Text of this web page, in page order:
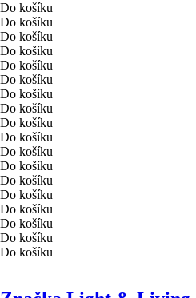
Do košíku
Do košíku
Do košíku
Do košíku
Do košíku
Do košíku
Do košíku
Do košíku
Do košíku
Do košíku
Do košíku
Do košíku
Do košíku
Do košíku
Do košíku
Do košíku
Do košíku
Do košíku